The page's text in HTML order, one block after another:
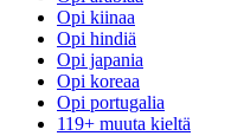
Opi kiinaa
Opi hindiä
Opi japania
Opi koreaa
Opi portugalia
119+ muuta kieltä